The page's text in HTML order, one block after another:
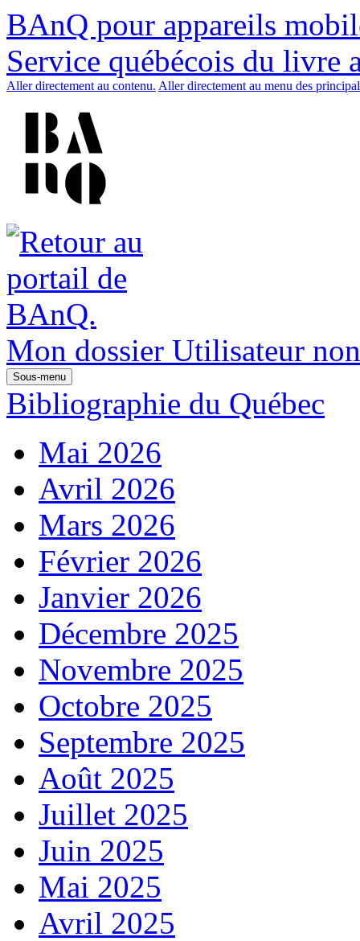
BAnQ pour appareils
Service québécois du livre
Aller directement au contenu. Aller directement au menu des
Mon dossier Utilisateur
Sous-menu
Bibliographie du Québec
Mai 2026
Avril 2026
Mars 2026
Février 2026
Janvier 2026
Décembre 2025
Novembre 2025
Octobre 2025
Septembre 2025
Août 2025
Juillet 2025
Juin 2025
Mai 2025
Avril 2025